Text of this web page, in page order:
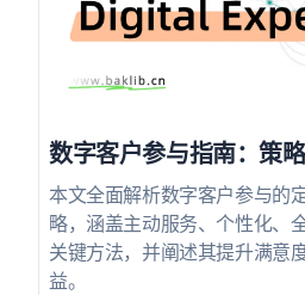
数字客户参与指南：策
本文全面解析数字客户参与的
略，涵盖主动服务、个性化、
关键方法，并阐述其提升满意
益。